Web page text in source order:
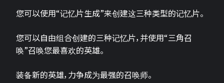
您可以使用“记忆片生成”来创建这三种类型的记忆片。
您可以自由组合创建的三种记忆片，并使用“三角召
唤”召唤您最喜欢的英雄。
装备新的英雄，力争成为最强的召唤师。